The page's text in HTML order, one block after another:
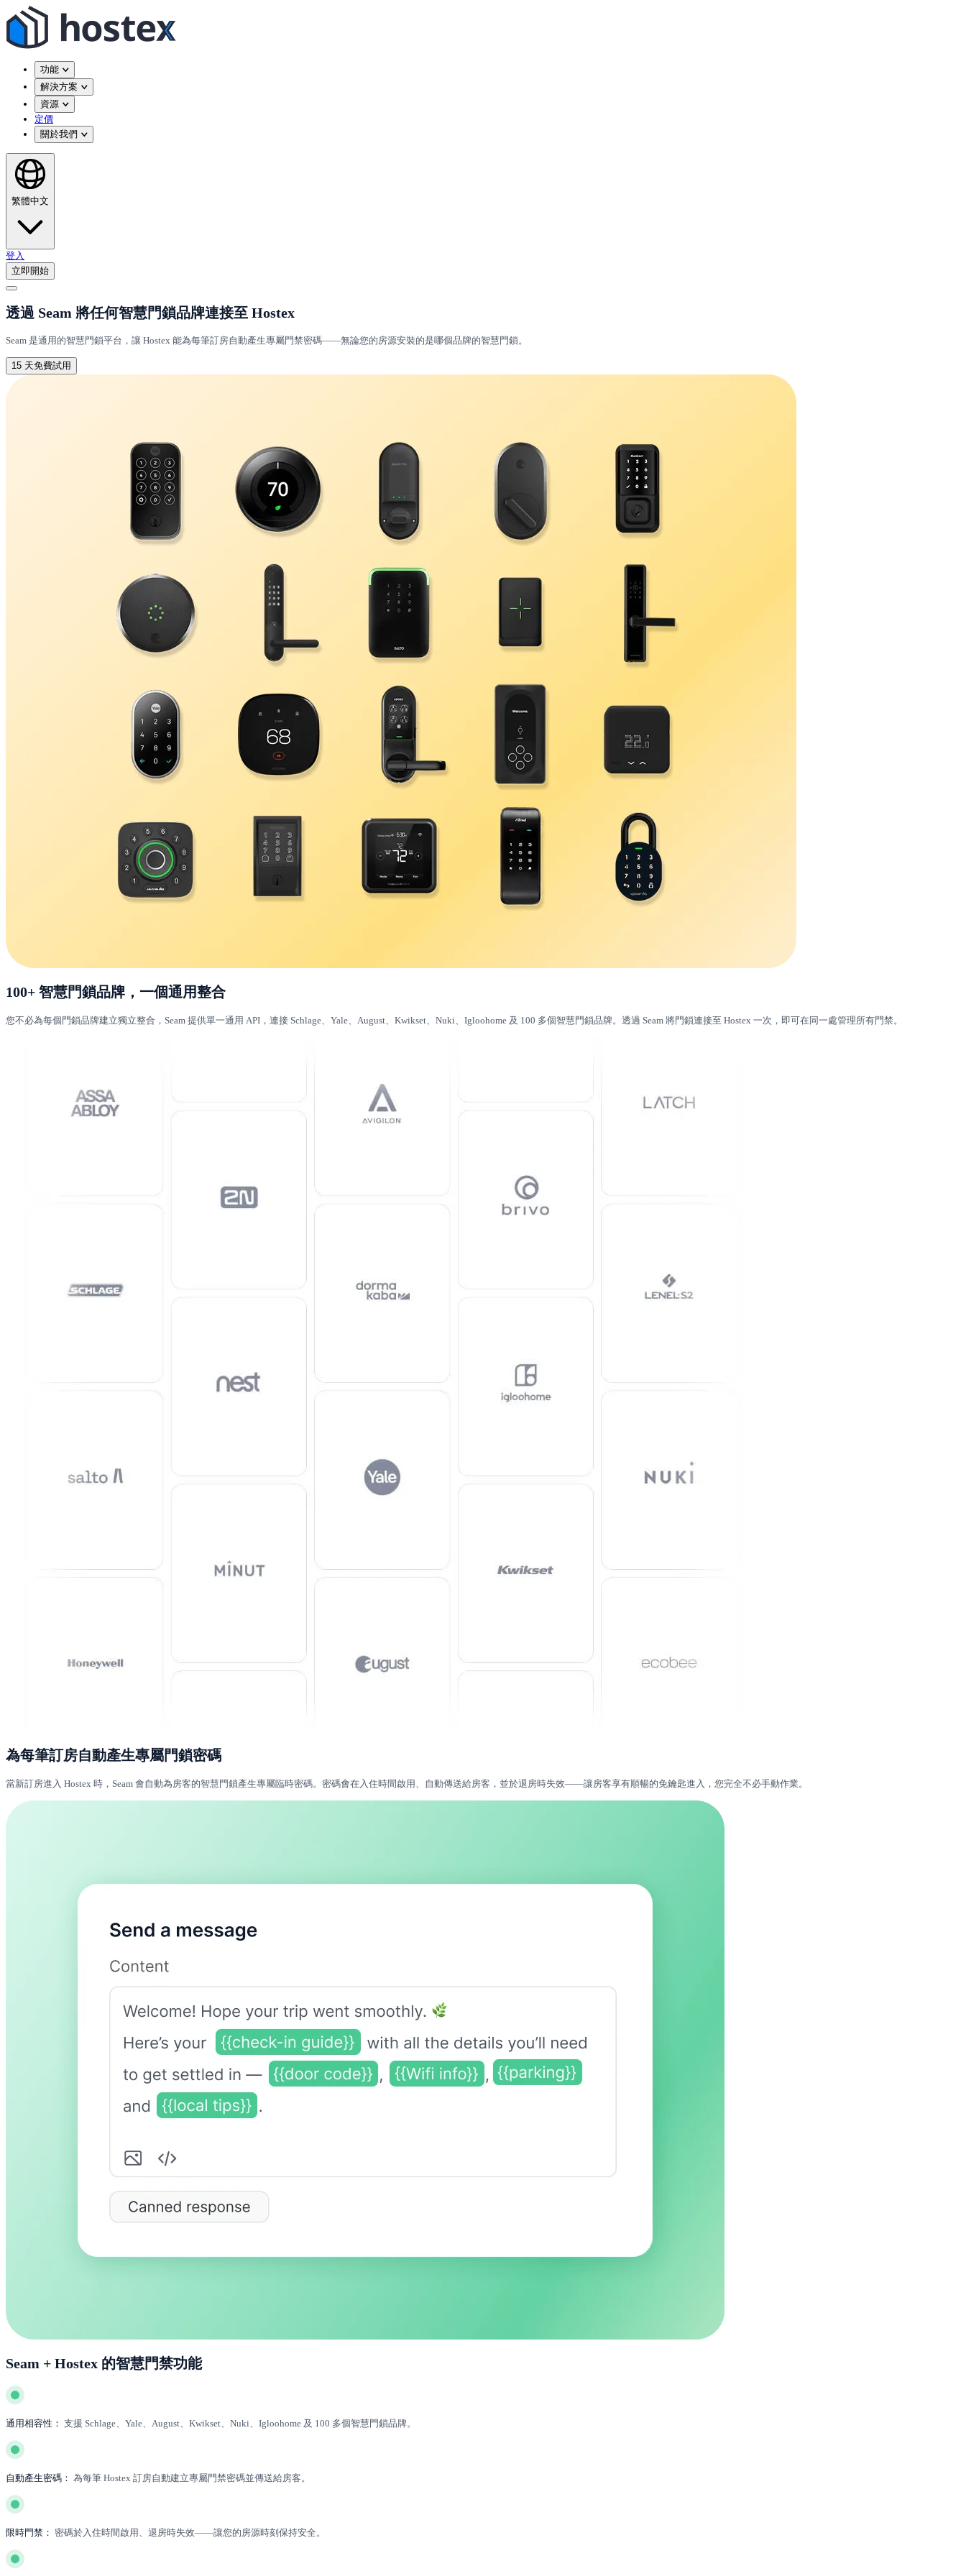
功能
解決方案
資源
定價
關於我們
繁體中文
登入
立即開始
透過 Seam 將任何智慧門鎖品牌連接至 Hostex
Seam 是通用的智慧門鎖平台，讓 Hostex 能為每筆訂房自動產生專屬門禁密碼——無論您的房源安裝的是哪個品牌的智慧門鎖。
15 天免費試用
100+ 智慧門鎖品牌，一個通用整合
您不必為每個門鎖品牌建立獨立整合，Seam 提供單一通用 API，連接 Schlage、Yale、August、Kwikset、Nuki、Igloohome 及 100 多個智慧門鎖品牌。透過 Seam 將門鎖連接至 Hostex 一次，即可在同一處管理所有門禁。
為每筆訂房自動產生專屬門鎖密碼
當新訂房進入 Hostex 時，Seam 會自動為房客的智慧門鎖產生專屬臨時密碼。密碼會在入住時間啟用、自動傳送給房客，並於退房時失效——讓房客享有順暢的免鑰匙進入，您完全不必手動作業。
Seam + Hostex 的智慧門禁功能
通用相容性： 支援 Schlage、Yale、August、Kwikset、Nuki、Igloohome 及 100 多個智慧門鎖品牌。
自動產生密碼： 為每筆 Hostex 訂房自動建立專屬門禁密碼並傳送給房客。
限時門禁： 密碼於入住時間啟用、退房時失效——讓您的房源時刻保持安全。